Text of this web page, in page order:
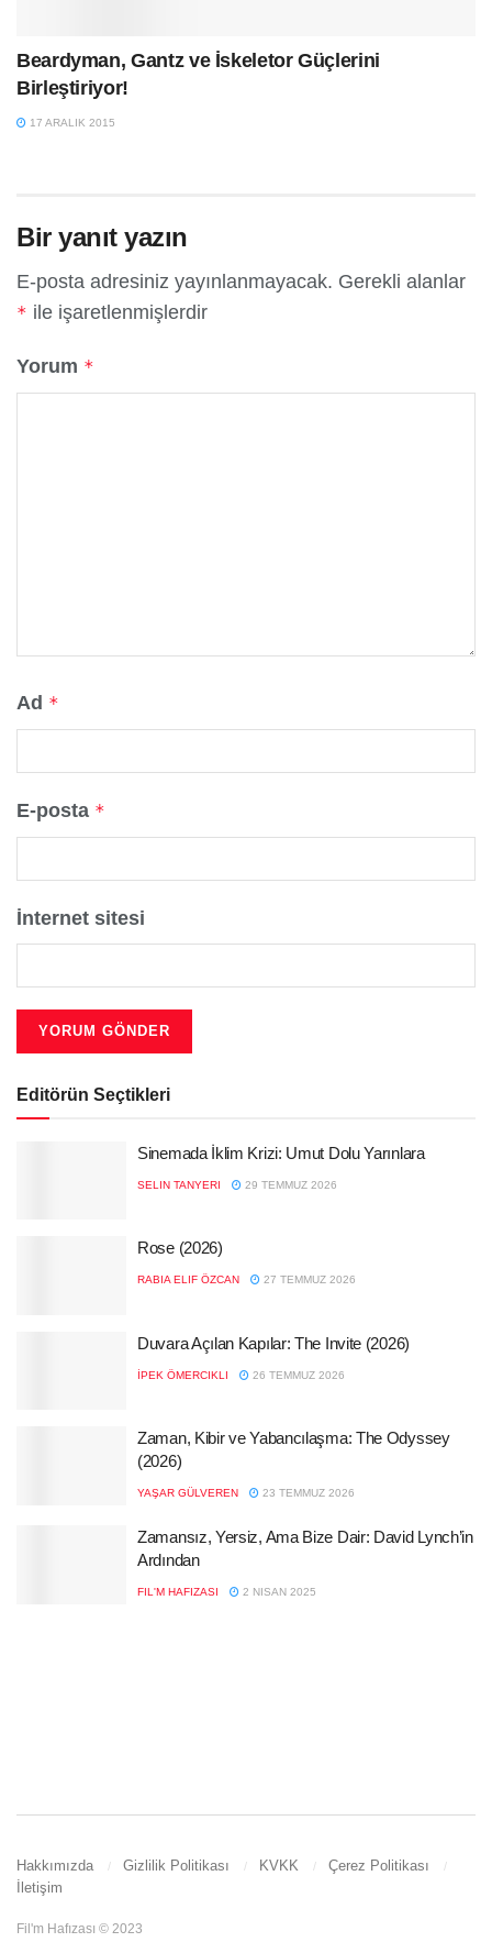
Beardyman, Gantz ve İskeletor Güçlerini
Birleştiriyor!
17 ARALIK 2015
Bir yanıt yazın
E-posta adresiniz yayınlanmayacak. Gerekli alanlar
* ile işaretlenmişlerdir
Yorum *
Ad *
E-posta *
İnternet sitesi
Editörün Seçtikleri
Sinemada İklim Krizi: Umut Dolu Yarınlara
SELIN TANYERI 29 TEMMUZ 2026
Rose (2026)
RABIA ELIF ÖZCAN 27 TEMMUZ 2026
Duvara Açılan Kapılar: The Invite (2026)
İPEK ÖMERCIKLI 26 TEMMUZ 2026
Zaman, Kibir ve Yabancılaşma: The Odyssey
(2026)
YAŞAR GÜLVEREN 23 TEMMUZ 2026
Zamansız, Yersiz, Ama Bize Dair: David Lynch’in
Ardından
FIL'M HAFIZASI 2 NISAN 2025
Hakkımızda Gizlilik Politikası KVKK
Çerez Politikası
İletişim
Fil'm Hafızası © 2023